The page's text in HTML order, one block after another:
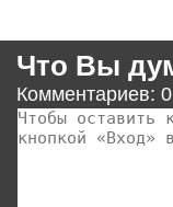
Что Вы
Комментариев: 0